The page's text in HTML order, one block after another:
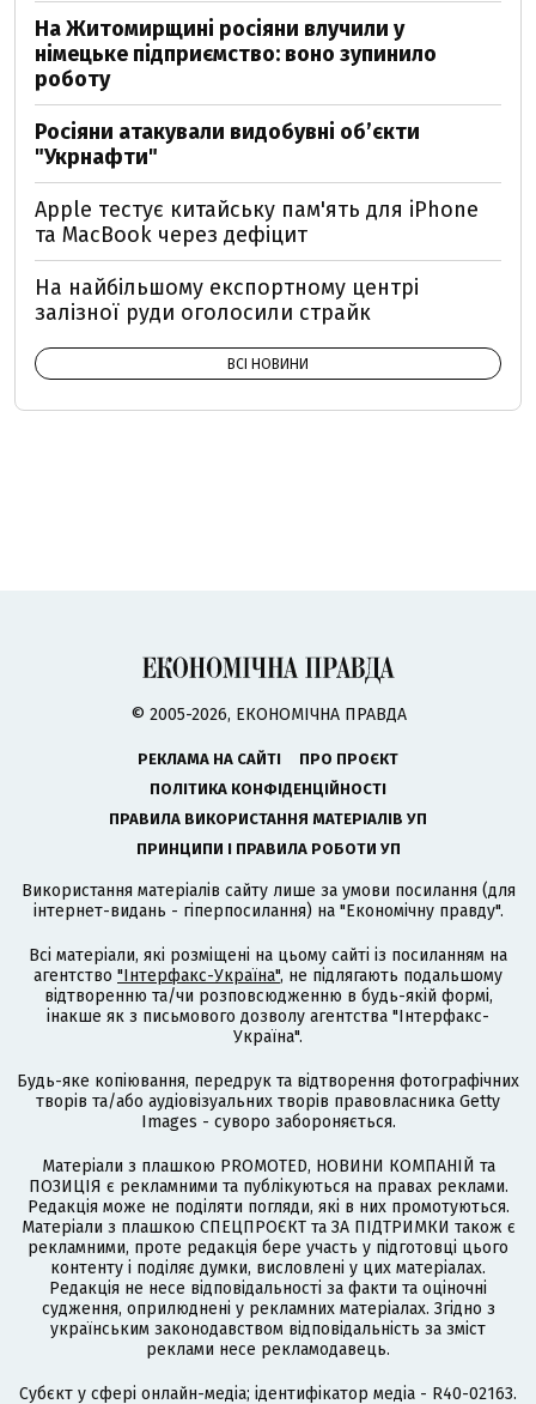
На Житомирщині росіяни влучили у
німецьке підприємство: воно зупинило
роботу
Росіяни атакували видобувні обʼєкти
"Укрнафти"
Apple тестує китайську пам'ять для iPhone
та MacBook через дефіцит
На найбільшому експортному центрі
залізної руди оголосили страйк
ВСІ НОВИНИ
© 2005-2026, ЕКОНОМІЧНА ПРАВДА
РЕКЛАМА НА САЙТІ
ПРО ПРОЄКТ
ПОЛІТИКА КОНФІДЕНЦІЙНОСТІ
ПРАВИЛА ВИКОРИСТАННЯ МАТЕРІАЛІВ УП
ПРИНЦИПИ І ПРАВИЛА РОБОТИ УП
Використання матеріалів сайту лише за умови посилання (для
інтернет-видань - гіперпосилання) на "Економічну правду".
Всі матеріали, які розміщені на цьому сайті із посиланням на
агентство "Інтерфакс-Україна", не підлягають подальшому
відтворенню та/чи розповсюдженню в будь-якій формі,
інакше як з письмового дозволу агентства "Інтерфакс-
Україна".
Будь-яке копіювання, передрук та відтворення фотографічних
творів та/або аудіовізуальних творів правовласника Getty
Images - суворо забороняється.
Матеріали з плашкою PROMOTED, НОВИНИ КОМПАНІЙ та
ПОЗИЦІЯ є рекламними та публікуються на правах реклами.
Редакція може не поділяти погляди, які в них промотуються.
Матеріали з плашкою СПЕЦПРОЄКТ та ЗА ПІДТРИМКИ також є
рекламними, проте редакція бере участь у підготовці цього
контенту і поділяє думки, висловлені у цих матеріалах.
Редакція не несе відповідальності за факти та оціночні
судження, оприлюднені у рекламних матеріалах. Згідно з
українським законодавством відповідальність за зміст
реклами несе рекламодавець.
Cубєкт у сфері онлайн-медіа; ідентифікатор медіа - R40-02163.